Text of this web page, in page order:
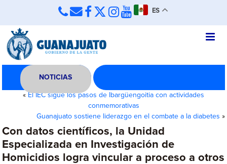
ES
NOTICIAS
« El IEC sigue los pasos de Ibargüengoitia con actividades
conmemorativas
Guanajuato sostiene liderazgo en el combate a la diabetes »
Con datos científicos, la Unidad
Especializada en Investigación de
Homicidios logra vincular a proceso a otros